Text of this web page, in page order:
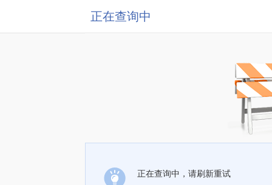
正在查询中
正在查询中，请刷新重试